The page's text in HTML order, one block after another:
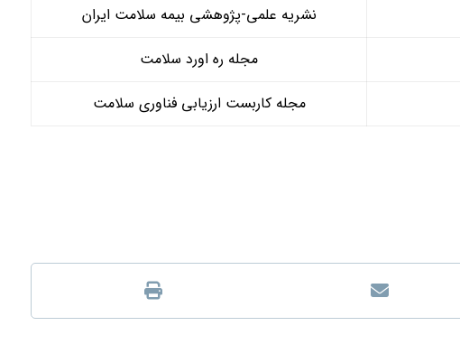
نشریه علمی-پژوهشی بیمه سلامت ایران
مجله ره اورد سلامت
مجله کاربست ارزیابی فناوری سلامت